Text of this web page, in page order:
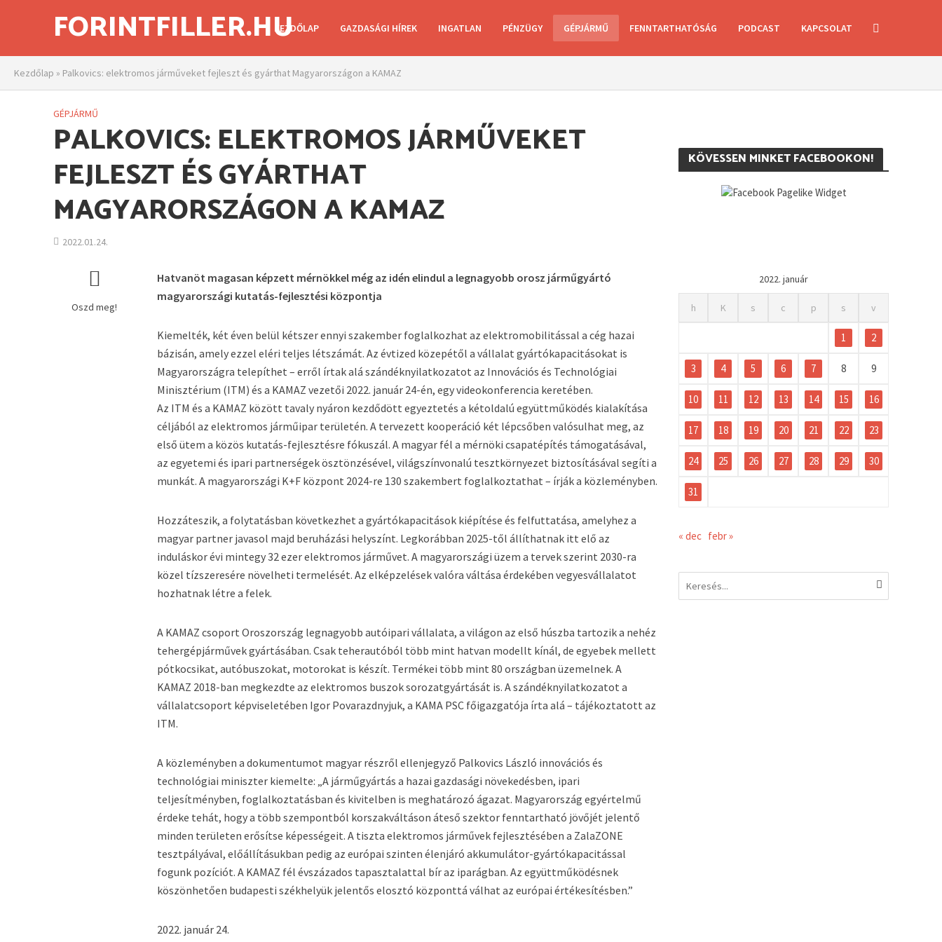
FORINTFILLER.HUKEZDŐLAP GAZDASÁGI HÍREK INGATLAN PÉNZÜGY GÉPJÁRMŰ FENNTARTHATÓSÁG PODCAST KAPCSOLAT
Kezdőlap » Palkovics: elektromos járműveket fejleszt és gyárthat Magyarországon a KAMAZ
GÉPJÁRMŰ
PALKOVICS: ELEKTROMOS JÁRMŰVEKET
FEJLESZT ÉS GYÁRTHAT
MAGYARORSZÁGON A KAMAZ
2022.01.24.
Oszd meg!
Hatvanöt magasan képzett mérnökkel még az idén elindul a legnagyobb orosz járműgyártó
magyarországi kutatás-fejlesztési központja
Kiemelték, két éven belül kétszer ennyi szakember foglalkozhat az elektromobilitással a cég hazai
bázisán, amely ezzel eléri teljes létszámát. Az évtized közepétől a vállalat gyártókapacitásokat is
Magyarországra telepíthet – erről írtak alá szándéknyilatkozatot az Innovációs és Technológiai
Minisztérium (ITM) és a KAMAZ vezetői 2022. január 24-én, egy videokonferencia keretében.
Az ITM és a KAMAZ között tavaly nyáron kezdődött egyeztetés a kétoldalú együttműködés kialakítása
céljából az elektromos járműipar területén. A tervezett kooperáció két lépcsőben valósulhat meg, az
első ütem a közös kutatás-fejlesztésre fókuszál. A magyar fél a mérnöki csapatépítés támogatásával,
az egyetemi és ipari partnerségek ösztönzésével, világszínvonalú tesztkörnyezet biztosításával segíti a
munkát. A magyarországi K+F központ 2024-re 130 szakembert foglalkoztathat – írják a közleményben.
Hozzáteszik, a folytatásban következhet a gyártókapacitások kiépítése és felfuttatása, amelyhez a
magyar partner javasol majd beruházási helyszínt. Legkorábban 2025-től állíthatnak itt elő az
induláskor évi mintegy 32 ezer elektromos járművet. A magyarországi üzem a tervek szerint 2030-ra
közel tízszeresére növelheti termelését. Az elképzelések valóra váltása érdekében vegyesvállalatot
hozhatnak létre a felek.
A KAMAZ csoport Oroszország legnagyobb autóipari vállalata, a világon az első húszba tartozik a nehéz
tehergépjárművek gyártásában. Csak teherautóból több mint hatvan modellt kínál, de egyebek mellett
pótkocsikat, autóbuszokat, motorokat is készít. Termékei több mint 80 országban üzemelnek. A
KAMAZ 2018-ban megkezdte az elektromos buszok sorozatgyártását is. A szándéknyilatkozatot a
vállalatcsoport képviseletében Igor Povarazdnyjuk, a KAMA PSC főigazgatója írta alá – tájékoztatott az
ITM.
A közleményben a dokumentumot magyar részről ellenjegyző Palkovics László innovációs és
technológiai miniszter kiemelte: „A járműgyártás a hazai gazdasági növekedésben, ipari
teljesítményben, foglalkoztatásban és kivitelben is meghatározó ágazat. Magyarország egyértelmű
érdeke tehát, hogy a több szempontból korszakváltáson áteső szektor fenntartható jövőjét jelentő
minden területen erősítse képességeit. A tiszta elektromos járművek fejlesztésében a ZalaZONE
tesztpályával, előállításukban pedig az európai szinten élenjáró akkumulátor-gyártókapacitással
fogunk pozíciót. A KAMAZ fél évszázados tapasztalattal bír az iparágban. Az együttműködésnek
köszönhetően budapesti székhelyük jelentős elosztó központtá válhat az európai értékesítésben.”
2022. január 24.
KÖVESSEN MINKET FACEBOOKON!
2022. január
h K s c p s v
1 2
3 4 5 6 7 8 9
10 11 12 13 14 15 16
17 18 19 20 21 22 23
24 25 26 27 28 29 30
31
« dec febr »